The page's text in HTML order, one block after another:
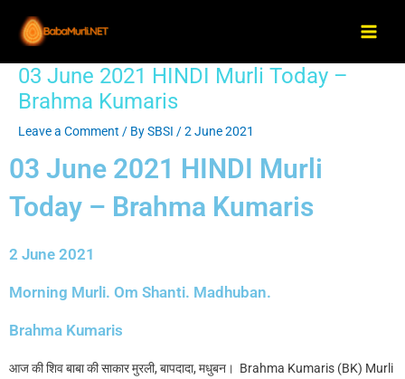
content
03 June 2021 HINDI Murli Today –
Brahma Kumaris
Leave a Comment / BySBSI /2 June 2021
03 June 2021 HINDI Murli
Today – Brahma Kumaris
2 June 2021
Morning Murli. Om Shanti. Madhuban.
Brahma Kumaris
आज की शिव बाबा की साकार मुरली, बापदादा, मधुबन। Brahma Kumaris (BK) Murli
Post
navigation